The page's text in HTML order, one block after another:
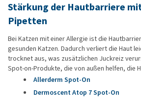
Stärkung der Hautbarriere
Pipetten
Bei Katzen mit einer Allergie ist die
gesunden Katzen. Dadurch verliert die Haut
trocknet aus, was zusätzlichen Juckreiz
Spot-on-Produkte, die von außen helfen, die
Allerderm Spot-On
Dermoscent Atop 7 Spot-On